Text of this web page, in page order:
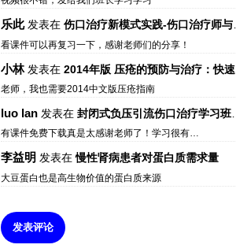
乐此发表在 伤口治疗新模式实践-伤口治疗师与伤口专科
看课件可以再复习一下，感谢老师们的分享！
小林发表在 2014年版 压疮的预防与治疗：快速参考指南 – 中文版、英文版、芬兰语版、葡萄牙语版
老师，我也需要2014中文版压疮指南
luo lan发表在 封闭式负压引流伤口治疗学习班课件资料免费下载
有课件免费下载真是太感谢老师了！学习很有…
李益明 发表在慢性肾病患者对蛋白质需求量
大豆蛋白也是高生物价值的蛋白质来源
发表评论